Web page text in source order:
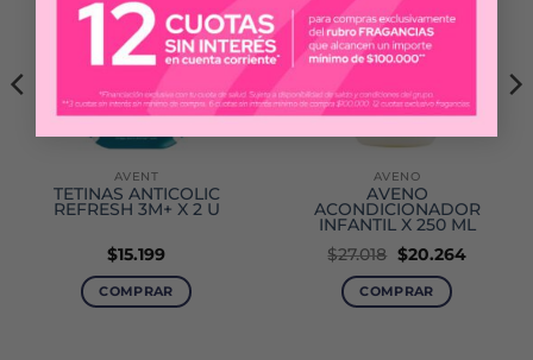
AVENT
TETINAS ANTICOLIC
REFRESH 3M+ X 2 U
$15.199
COMPRAR
AVENO
AVENO
ACONDICIONADOR
INFANTIL X 250 ML
$27.018 El
precio
original
era:
$20.264El
COMPRAR